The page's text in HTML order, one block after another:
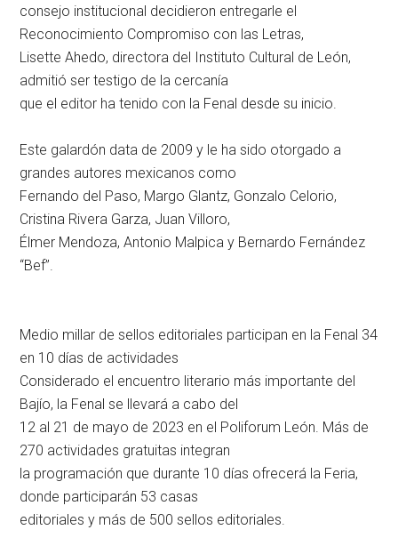
consejo institucional decidieron entregarle el
Reconocimiento Compromiso con las Letras,
Lisette Ahedo, directora del Instituto Cultural de León,
admitió ser testigo de la cercanía
que el editor ha tenido con la Fenal desde su inicio.
Este galardón data de 2009 y le ha sido otorgado a
grandes autores mexicanos como
Fernando del Paso, Margo Glantz, Gonzalo Celorio,
Cristina Rivera Garza, Juan Villoro,
Élmer Mendoza, Antonio Malpica y Bernardo Fernández
“Bef”.
Medio millar de sellos editoriales participan en la Fenal 34
en 10 días de actividades
Considerado el encuentro literario más importante del
Bajío, la Fenal se llevará a cabo del
12 al 21 de mayo de 2023 en el Poliforum León. Más de
270 actividades gratuitas integran
la programación que durante 10 días ofrecerá la Feria,
donde participarán 53 casas
editoriales y más de 500 sellos editoriales.